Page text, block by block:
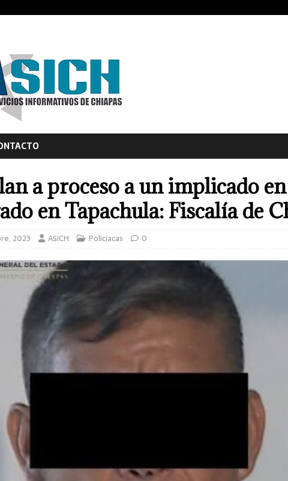
a proceso a un implicado
en Tapachula: Fiscalía de
2023 ASICH Policiacas 0